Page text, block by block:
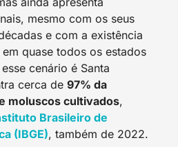
mesmo com os seus
e com a existência
quase todos os estados
cenário é Santa
cerca de 97% da
moluscos cultivados,
Brasileiro de
(IBGE), também de 2022.